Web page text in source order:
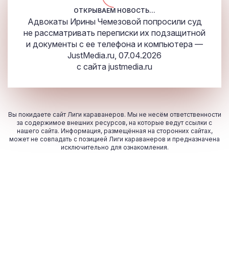
ОТКРЫВАЕМ НОВОСТЬ...
Адвокаты Ирины Чемезовой попросили суд
не рассматривать переписки их подзащитной
и документы с ее телефона и компьютера —
JustMedia.ru, 07.04.2026
с сайта justmedia.ru
Вы покидаете сайт Лиги караванеров. Мы не несём ответственности
за содержимое внешних ресурсов, на которые ведут ссылки с
нашего сайта. Информация, размещённая на сторонних сайтах,
может не совпадать с позицией Лиги караванеров и предназначена
исключительно для ознакомления.